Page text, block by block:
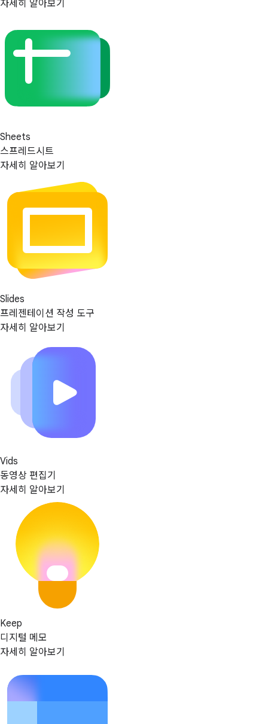
자세히 알아보기
Sheets
스프레드시트
자세히 알아보기
Slides
프레젠테이션 작성 도구
자세히 알아보기
Vids
동영상 편집기
자세히 알아보기
Keep
디지털 메모
자세히 알아보기